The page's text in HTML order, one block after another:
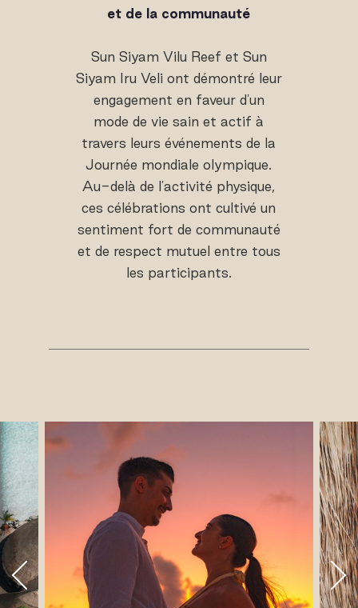
et de la communauté
Sun Siyam Vilu Reef et Sun
Siyam Iru Veli ont démontré leur
engagement en faveur d'un
mode de vie sain et actif à
travers leurs événements de la
Journée mondiale olympique.
Au-delà de l'activité physique,
ces célébrations ont cultivé un
sentiment fort de communauté
et de respect mutuel entre tous
les participants.